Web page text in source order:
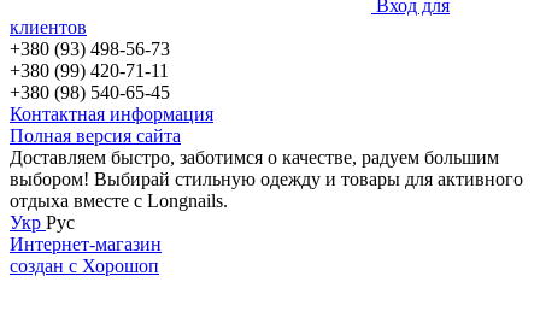
Вход для
клиентов
+380 (93) 498-56-73
+380 (99) 420-71-11
+380 (98) 540-65-45
Контактная информация
Полная версия сайта
Доставляем быстро, заботимся о качестве, радуем большим
выбором! Выбирай стильную одежду и товары для активного
отдыха вместе с Longnails.
Укр Рус
Интернет-магазин
создан с Хорошоп